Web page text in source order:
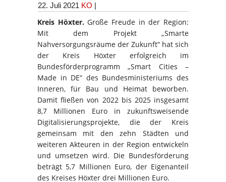
22. Juli 2021 KO |
Kreis Höxter.Große Freude in der Region:
Mit dem Projekt „Smarte
Nahversorgungsräume der Zukunft“ hat sich
der Kreis Höxter erfolgreich im
Bundesförderprogramm „Smart Cities –
Made in DE“ des Bundesministeriums des
Inneren, für Bau und Heimat beworben.
Damit fließen von 2022 bis 2025 insgesamt
8,7 Millionen Euro in zukunftsweisende
Digitalisierungsprojekte, die der Kreis
gemeinsam mit den zehn Städten und
weiteren Akteuren in der Region entwickeln
und umsetzen wird. Die Bundesförderung
beträgt 5,7 Millionen Euro, der Eigenanteil
des Kreises Höxter drei Millionen Euro.